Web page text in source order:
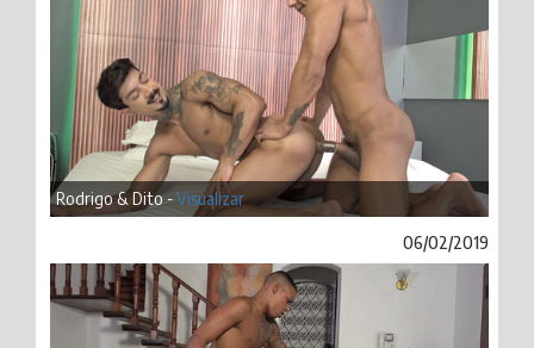
Rodrigo & Dito -Visualizar
06/02/2019